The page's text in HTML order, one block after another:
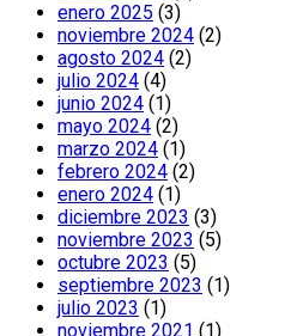
enero 2025 (3)
noviembre 2024 (2)
agosto 2024 (2)
julio 2024 (4)
junio 2024 (1)
mayo 2024 (2)
marzo 2024 (1)
febrero 2024 (2)
enero 2024 (1)
diciembre 2023 (3)
noviembre 2023 (5)
octubre 2023 (5)
septiembre 2023 (1)
julio 2023 (1)
noviembre 2021 (1)